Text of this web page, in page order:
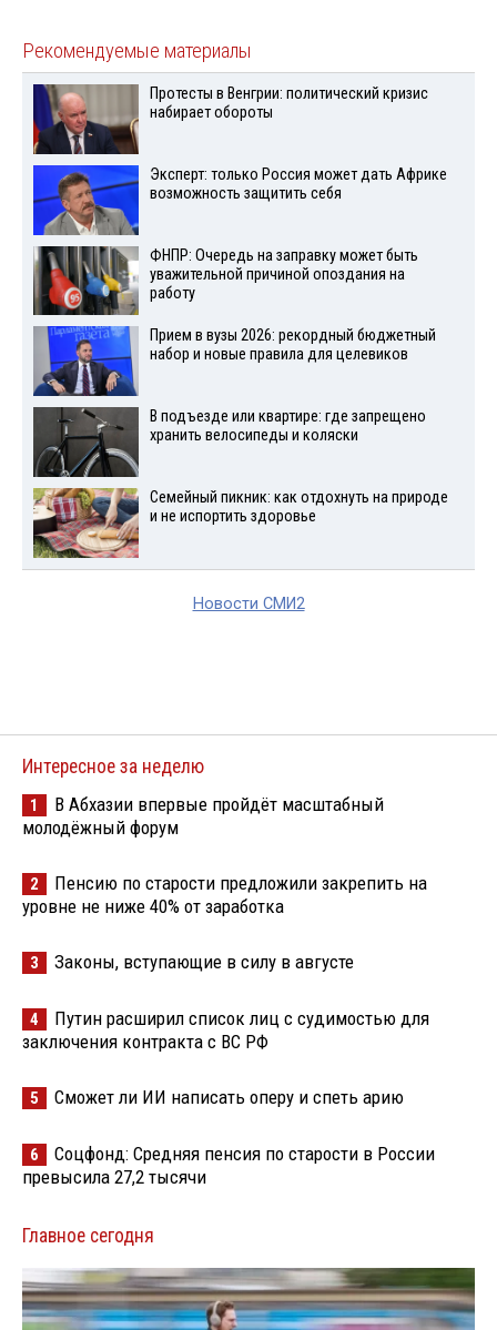
Рекомендуемые материалы
Протесты в Венгрии: политический кризис
набирает обороты
Эксперт: только Россия может дать Африке
возможность защитить себя
ФНПР: Очередь на заправку может быть
уважительной причиной опоздания на
работу
Прием в вузы 2026: рекордный бюджетный
набор и новые правила для целевиков
В подъезде или квартире: где запрещено
хранить велосипеды и коляски
Семейный пикник: как отдохнуть на природе
и не испортить здоровье
Новости СМИ2
Интересное за неделю
1
В Абхазии впервые пройдёт масштабный
молодёжный форум
2
Пенсию по старости предложили закрепить на
уровне не ниже 40% от заработка
3 Законы, вступающие в силу в августе
4
Путин расширил список лиц с судимостью для
заключения контракта с ВС РФ
5 Сможет ли ИИ написать оперу и спеть арию
6
Соцфонд: Средняя пенсия по старости в России
превысила 27,2 тысячи
Главное сегодня